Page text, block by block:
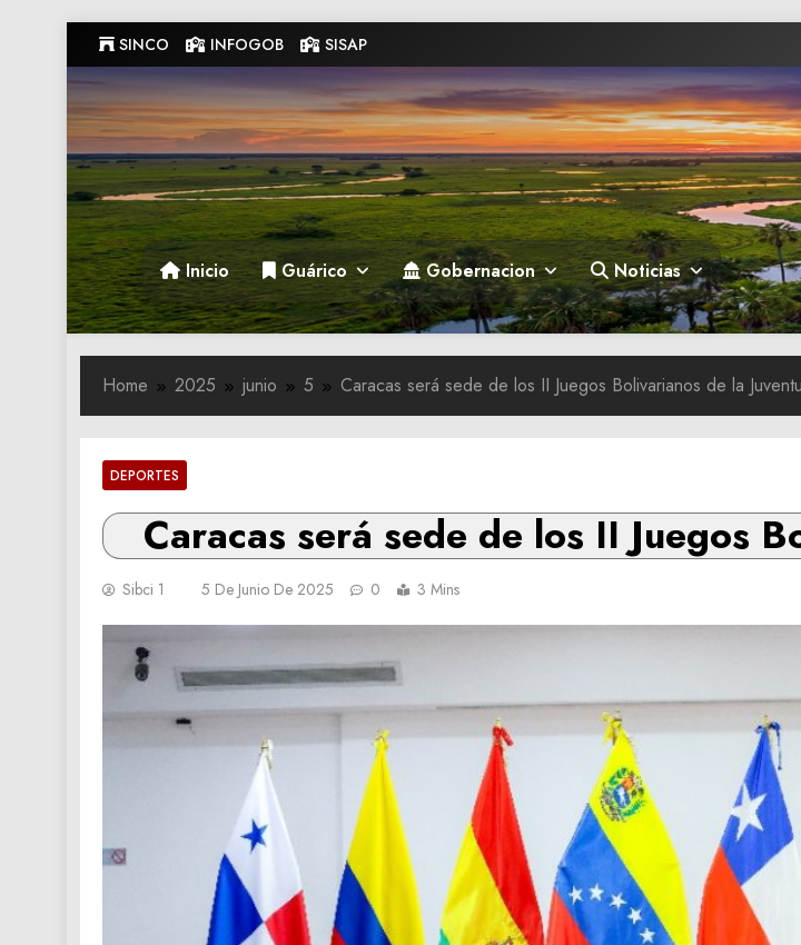
to
content
SINCO INFOGOB SISAP
Gobernacion de Guarico
Gobernacion de Guarico
Inicio Guárico Gobernacion Noticias
Home 2025 junio 5 Caracas será sede de los II Juegos Bolivarianos de la
DEPORTES
Caracas será sede de los II Juegos
Sibci 1 5 De Junio De 2025 0 3 Mins